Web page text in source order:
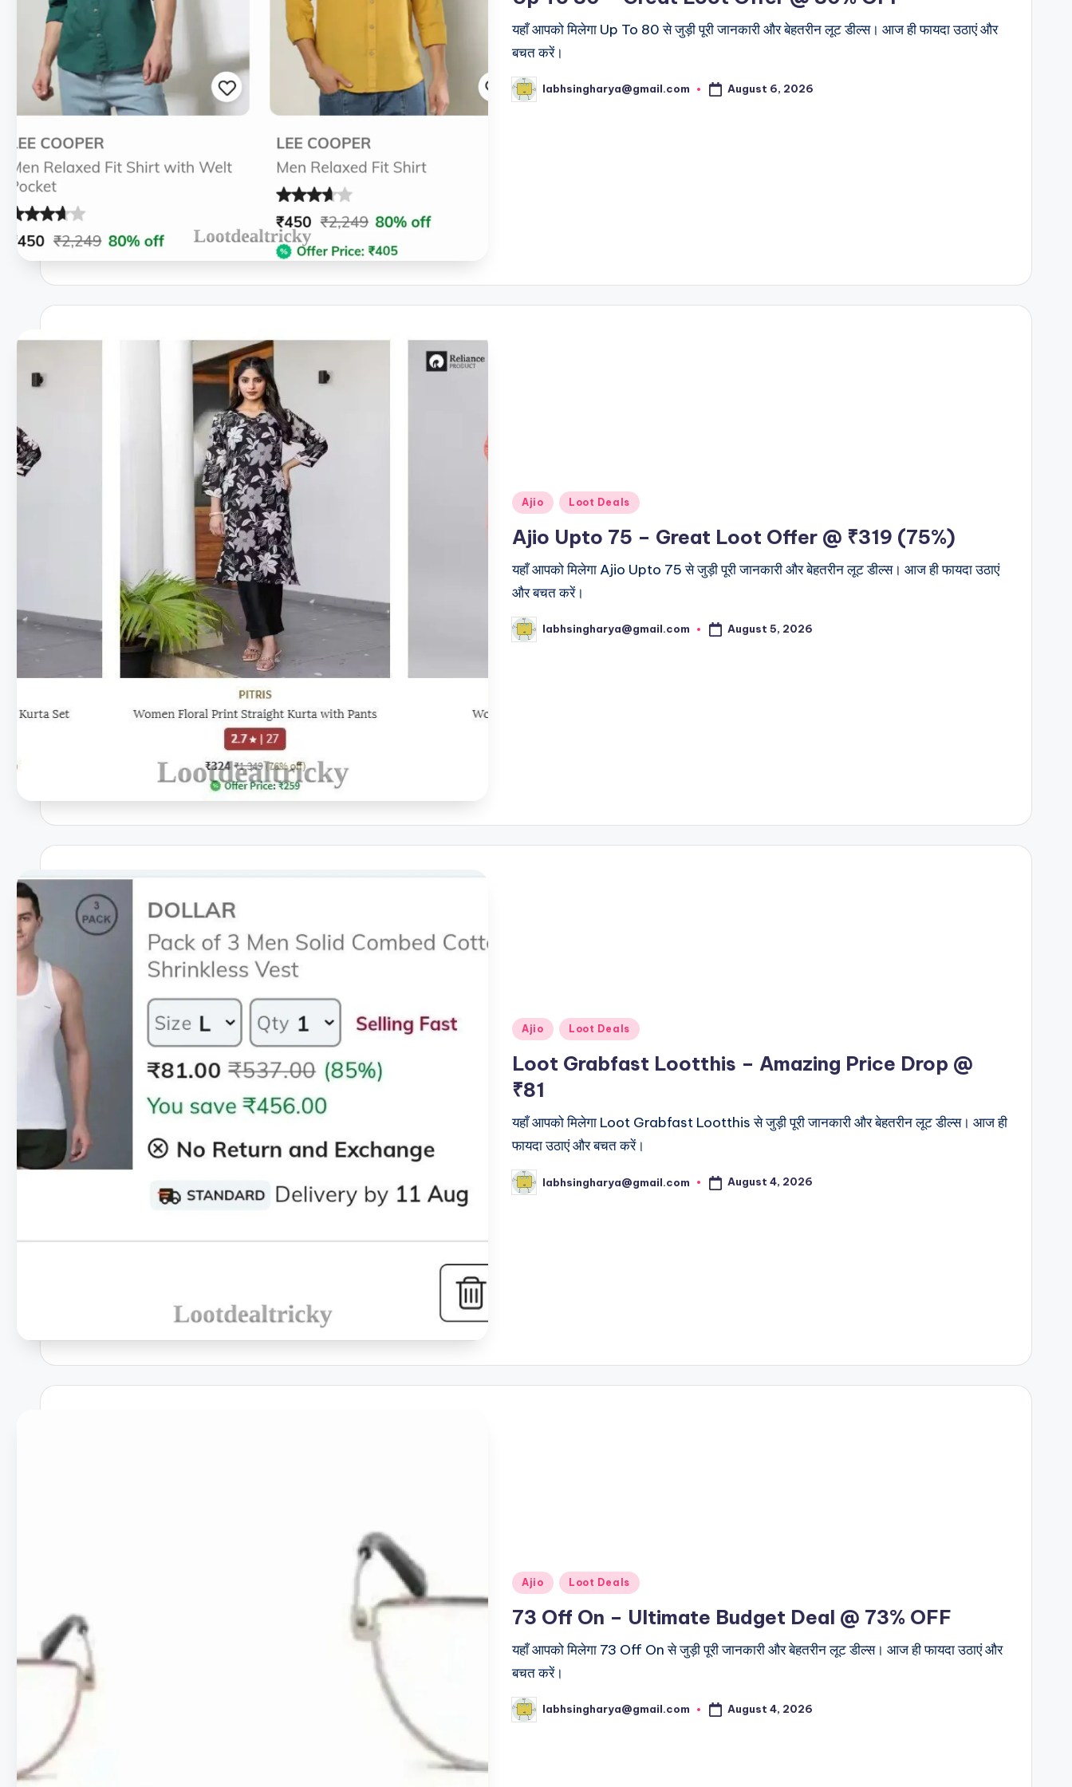
यहाँ आपको मिलेगा Up To 80 से जुड़ी पूरी जानकारी और बेहतरीन लूट डील्स। आज ही फायदा उठाएं और
बचत करें।
Posted
by
labhsingharya@gmail.com August 6, 2026
Posted
Ajio Loot Deals
Ajio Upto 75 – Great Loot Offer @ ₹319 (75%)
यहाँ आपको मिलेगा Ajio Upto 75 से जुड़ी पूरी जानकारी और बेहतरीन लूट डील्स। आज ही फायदा उठाएं
और बचत करें।
Posted
by
labhsingharya@gmail.com August 5, 2026
Posted
Ajio Loot Deals
Loot Grabfast Lootthis – Amazing Price Drop @
₹81
यहाँ आपको मिलेगा Loot Grabfast Lootthis से जुड़ी पूरी जानकारी और बेहतरीन लूट डील्स। आज ही
फायदा उठाएं और बचत करें।
Posted
by
labhsingharya@gmail.com August 4, 2026
Posted
Ajio Loot Deals
73 Off On – Ultimate Budget Deal @ 73% OFF
यहाँ आपको मिलेगा 73 Off On से जुड़ी पूरी जानकारी और बेहतरीन लूट डील्स। आज ही फायदा उठाएं और
बचत करें।
Posted
by
labhsingharya@gmail.com August 4, 2026